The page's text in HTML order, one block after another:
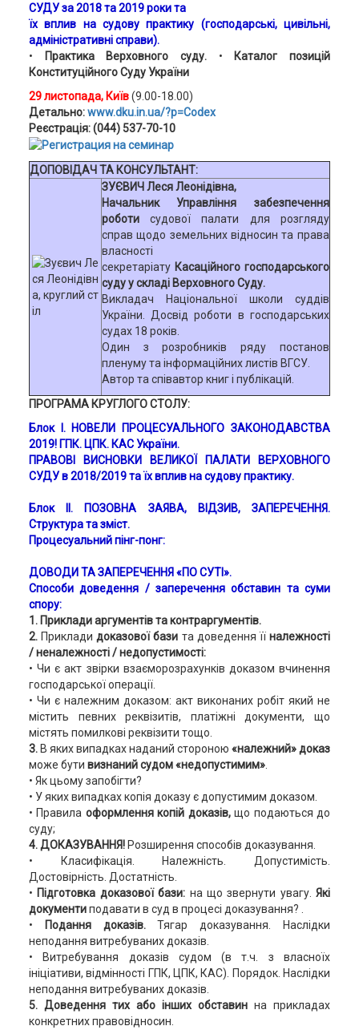
СУДУза 2018 та 2019 роки та
їх вплив на судову практику (господарські, цивільні,
адміністративні справи).
•
Практика Верховного суду. • Каталог позицій
Конституційного Суду України
29 листопада, Київ(9.00-18.00)
Детально:www.dku.in.ua/?p=Codex
Реєстрація: (044) 537-70-10
ДОПОВІДАЧ ТА КОНСУЛЬТАНТ:
ЗУЄВИЧ Леся Леонідівна,
Начальник Управління забезпечення
роботисудової палати для розгляду
справ щодо земельних відносин та права
власності
секретаріату Касаційного господарського
суду у складі Верховного Суду.
Викладач Національної школи суддів
України. Досвід роботи в господарських
судах 18 років.
Один з розробників ряду постанов
пленуму та інформаційних листів ВГСУ.
Автор та співавтор книг і публікацій.
ПРОГРАМА КРУГЛОГО СТОЛУ:
Блок І. НОВЕЛИ ПРОЦЕСУАЛЬНОГО ЗАКОНОДАВСТВА
2019! ГПК. ЦПК. КАС України.
ПРАВОВІ ВИСНОВКИ ВЕЛИКОЇ ПАЛАТИ ВЕРХОВНОГО
СУДУв 2018/2019 та їх вплив на судову практику.
Блок ІІ. ПОЗОВНА ЗАЯВА, ВІДЗИВ, ЗАПЕРЕЧЕННЯ.
Структура та зміст.
Процесуальний пінг-понг:
ДОВОДИ ТА ЗАПЕРЕЧЕННЯ «ПО СУТІ».
Способи доведення / заперечення обставин та суми
спору:
1. Приклади аргументів та контраргументів.
2. Прикладидоказової бази та доведення їїналежності
/ неналежності / недопустимості:
• Чи є акт звірки взаєморозрахунків доказом вчинення
господарської операції.
• Чи є належним доказом: акт виконаних робіт який не
містить певних реквізитів, платіжні документи, що
містять помилкові реквізити тощо.
3. В яких випадках наданий стороною«належний» доказ
може бути визнаний судом «недопустимим».
• Як цьому запобігти?
• У яких випадках копія доказу є допустимим доказом.
• Правила оформлення копій доказів,що подаються до
суду;
4.ДОКАЗУВАННЯ! Розширення способів доказування.
• Класифікація. Належність. Допустимість.
Достовірність. Достатність.
• Підготовка доказової бази: на що звернути увагу.Які
документиподавати в суд в процесі доказування? .
•
Подання доказів.Тягар доказування. Наслідки
неподання витребуваних доказів.
• Витребування доказів судом (в т.ч. з власноїх
ініціативи, відмінності ГПК, ЦПК, КАС). Порядок. Наслідки
неподання витребуваних доказів.
5. Доведення тих або інших обставинна прикладах
конкретних правовідносин.